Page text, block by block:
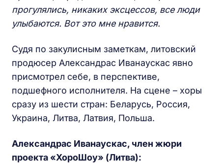
прогулялись, никаких эксцессов, все люди
улыбаются. Вот это мне нравится.
Судя по закулисным заметкам, литовский
продюсер Александрас Иванаускас явно
присмотрел себе, в перспективе,
подшефного исполнителя. На сцене – хоры
сразу из шести стран: Беларусь, Россия,
Украина, Литва, Латвия, Польша.
Александрас Иванаускас, член жюри
проекта «ХороШоу» (Литва):